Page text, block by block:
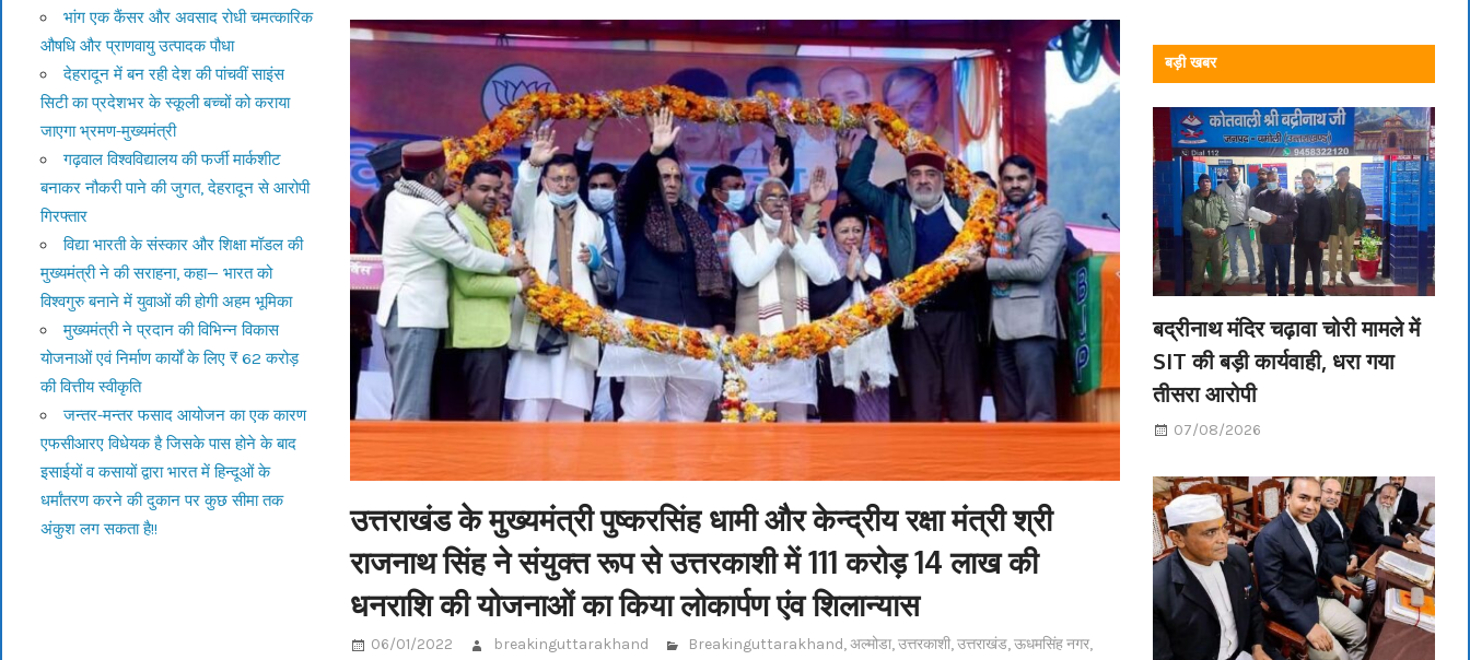
उत्तराखंड के मुख्यमंत्री पुष्करसिंह धामी और केन्द्रीय रक्षा मंत्री श्री
राजनाथ सिंह ने संयुक्त रूप से उत्तरकाशी में 111 करोड़ 14 लाख की
धनराशि की योजनाओं का किया लोकार्पण एंव शिलान्यास
06/01/2022 breakinguttarakhand Breakinguttarakhand,अल्मोडा,उत्तरकाशी,उत्तराखंड,ऊधमसिंह नगर,
भांग एक कैंसर और अवसाद रोधी चमत्कारिक
औषधि और प्राणवायु उत्पादक पौधा
देहरादून में बन रही देश की पांचवीं साइंस
सिटी का प्रदेशभर के स्कूली बच्चों को कराया
जाएगा भ्रमण-मुख्यमंत्री
गढ़वाल विश्वविद्यालय की फर्जी मार्कशीट
बनाकर नौकरी पाने की जुगत, देहरादून से आरोपी
गिरफ्तार
विद्या भारती के संस्कार और शिक्षा मॉडल की
मुख्यमंत्री ने की सराहना, कहा— भारत को
विश्वगुरु बनाने में युवाओं की होगी अहम भूमिका
मुख्यमंत्री ने प्रदान की विभिन्न विकास
योजनाओं एवं निर्माण कार्यों के लिए ₹ 62 करोड़
की वित्तीय स्वीकृति
जन्तर-मन्तर फसाद आयोजन का एक कारण
एफसीआरए विधेयक है जिसके पास होने के बाद
इसाईयों व कसायों द्वारा भारत में हिन्दूओं के
धर्मांतरण करने की दुकान पर कुछ सीमा तक
अंकुश लग सकता है!!
बड़ी खबर
बद्रीनाथ मंदिर चढ़ावा चोरी मामले में
SIT की बड़ी कार्यवाही, धरा गया
तीसरा आरोपी
07/08/2026